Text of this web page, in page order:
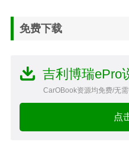
免费下载
吉利博瑞ePro
CarOBook资源均免费/无
点